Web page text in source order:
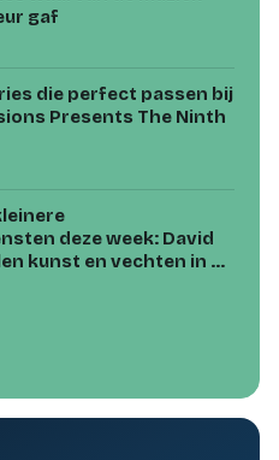
gaf
die perfect passen bij
Presents The Ninth
deze week: David
kunst en vechten in de